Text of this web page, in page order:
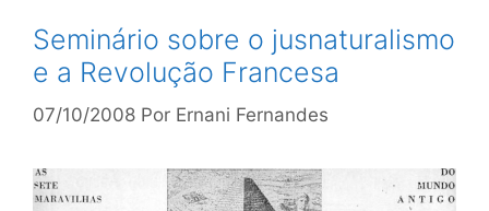
Seminário sobre o jusnaturalismo
e a Revolução Francesa
07/10/2008 Por Ernani Fernandes